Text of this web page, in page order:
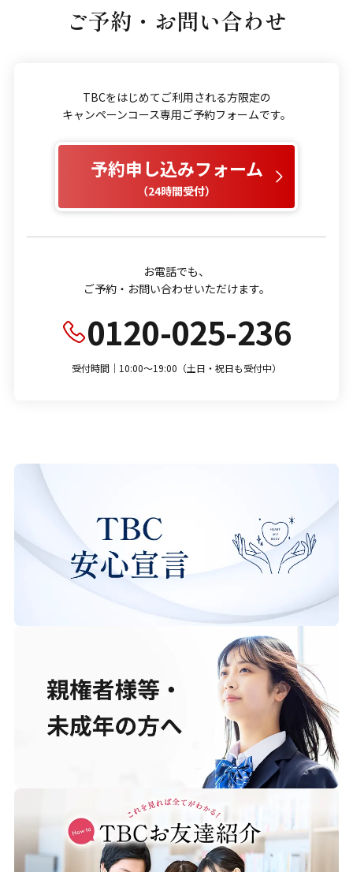
ご予約・お問い合わせ
TBCをはじめてご利用される方限定の
キャンペーンコース専用ご予約フォームです。
予約申し込みフォーム
（24時間受付）
お電話でも、
ご予約・お問い合わせいただけます。
0120-025-236
受付時間｜10:00～19:00（土日・祝日も受付中）